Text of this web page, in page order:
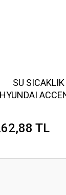
SU
HYUNDAI
TL